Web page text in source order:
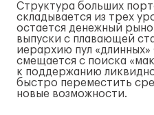
Структура больших
складывается из трех
остается денежный
выпуски с плавающей
иерархию пул
смещается с поиска
к поддержанию
быстро переместить
новые возможности.